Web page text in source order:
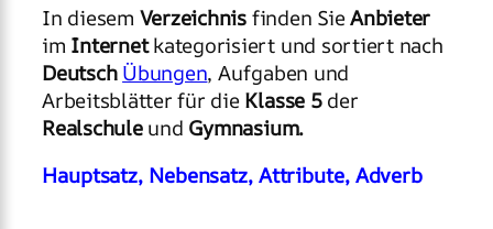
In diesemVerzeichnisfinden SieAnbieter
imInternetkategorisiert und sortiert nach
Deutsch Übungen, Aufgaben und
Arbeitsblätter für dieKlasse 5der
Realschuleund Gymnasium.
Hauptsatz, Nebensatz, Attribute, Adverb